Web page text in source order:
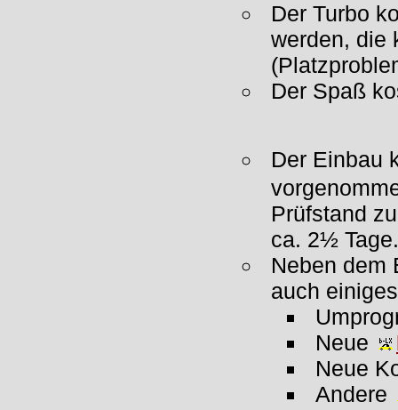
Der Turbo
werden, die
Der Spaß
Der Einbau
Prüfstand
ca. 2½ Tage.
Neben dem
auch
Neue
Neue
Andere